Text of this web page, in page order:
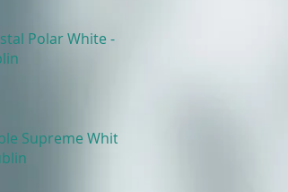
Polar White -
Supreme White